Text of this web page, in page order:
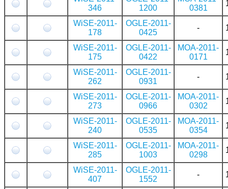
346
1200
0381
WiSE-2011-
178
OGLE-2011-
0425
-
WiSE-2011-
175
OGLE-2011-
0422
MOA-2011-
0171
WiSE-2011-
262
OGLE-2011-
0931
-
WiSE-2011-
273
OGLE-2011-
0966
MOA-2011-
0302
WiSE-2011-
240
OGLE-2011-
0535
MOA-2011-
0354
WiSE-2011-
285
OGLE-2011-
1003
MOA-2011-
0298
WiSE-2011-
407
OGLE-2011-
1552
-